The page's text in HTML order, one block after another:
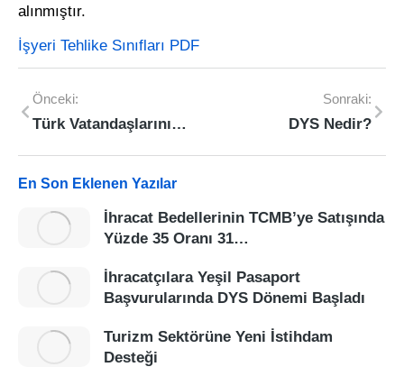
alınmıştır.
İşyeri Tehlike Sınıfları PDF
Önceki:
Türk Vatandaşlarının Tabi Olduğu Vize Uygulamaları
Sonraki:
DYS Nedir?
En Son Eklenen Yazılar
İhracat Bedellerinin TCMB’ye Satışında
Yüzde 35 Oranı 31…
İhracatçılara Yeşil Pasaport
Başvurularında DYS Dönemi Başladı
Turizm Sektörüne Yeni İstihdam
Desteği